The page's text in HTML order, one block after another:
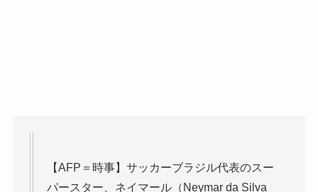
【AFP＝時事】サッカーブラジル代表のスー
パースター、ネイマール（Neymar da Silva